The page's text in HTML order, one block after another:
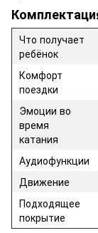
Что получает
ребёнок
Комфорт
поездки
Эмоции во
время
катания
Аудиофункции
Движение
Подходящее
покрытие